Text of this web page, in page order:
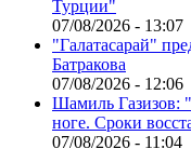
Турции"
07/08/2026 - 13:07
"Галатасарай"
Батракова
07/08/2026 - 12:06
Шамиль Газизов:
ноге. Сроки
07/08/2026 - 11:04